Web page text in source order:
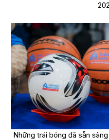
Những trái bóng đã sẵn